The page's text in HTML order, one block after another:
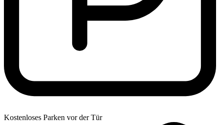
Kostenloses Parken vor der Tür